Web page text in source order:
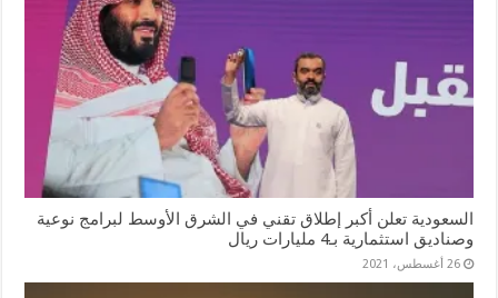
السعودية تعلن أكبر إطلاق تقني في الشرق الأوسط لبرامج نوعية
وصناديق استثمارية بـ4 مليارات ريال
26 أغسطس، 2021